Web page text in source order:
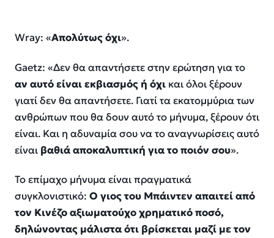
Wray: «Απολύτως όχι».
Gaetz: «Δεν θα απαντήσετε στην ερώτηση για το
αν αυτό είναι εκβιασμός ή όχι και όλοι ξέρουν
γιατί δεν θα απαντήσετε. Γιατί τα εκατομμύρια των
ανθρώπων που θα δουν αυτό το μήνυμα, ξέρουν ότι
είναι. Και η αδυναμία σου να το αναγνωρίσεις αυτό
είναι βαθιά αποκαλυπτική για το ποιόν σου».
Το επίμαχο μήνυμα είναι πραγματικά
συγκλονιστικό: Ο γιος του Μπάιντεν απαιτεί από
τον Κινέζο αξιωματούχο χρηματικό ποσό,
δηλώνοντας μάλιστα ότι βρίσκεται μαζί με τον